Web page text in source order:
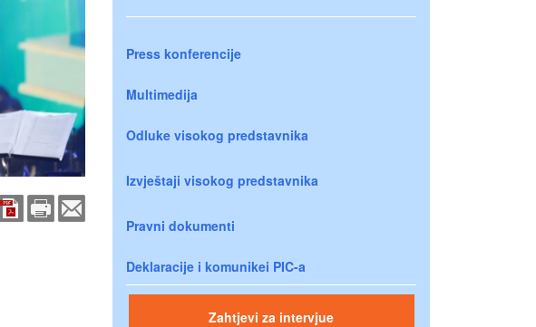
Press konferencije
Multimedija
Odluke visokog predstavnika
Izvještaji visokog predstavnika
Pravni dokumenti
Deklaracije i komunikei PIC-a
Zahtjevi za intervjue